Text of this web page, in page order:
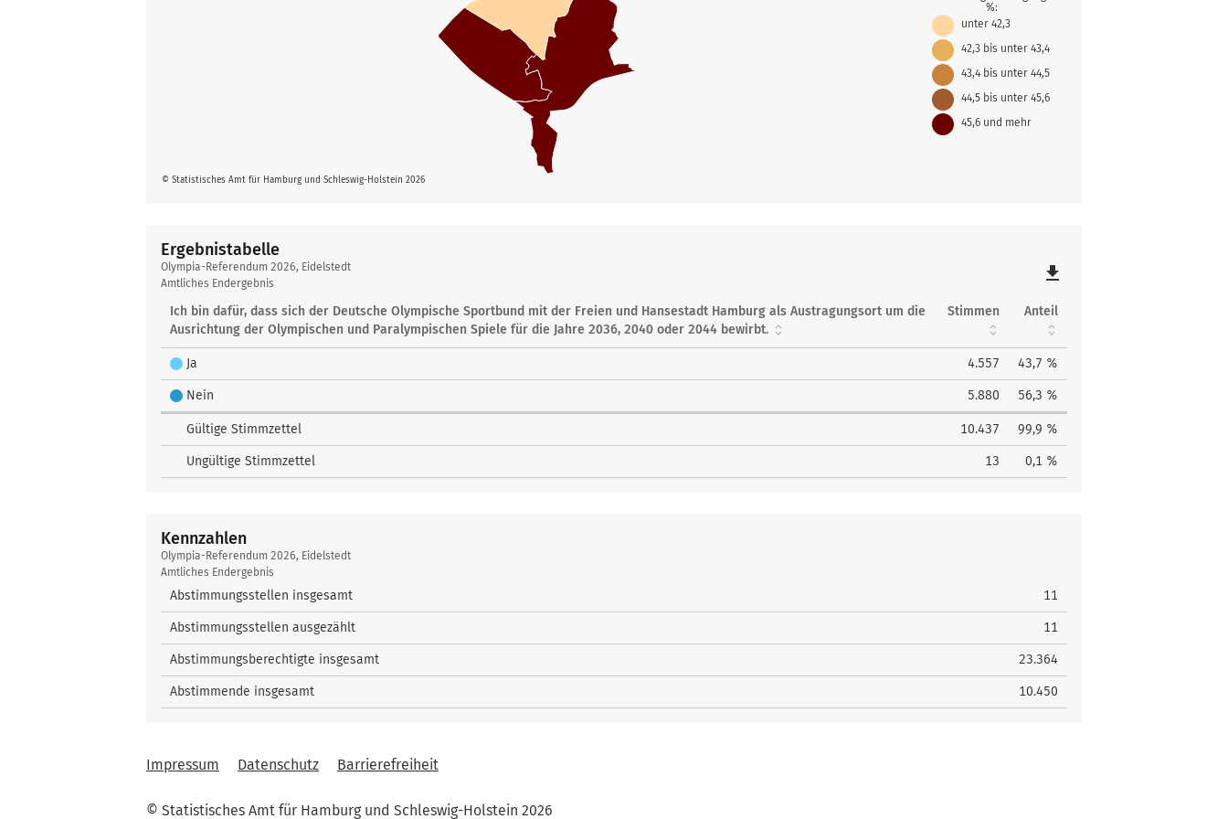
© Statistisches Amt für Hamburg und Schleswig-Holstein 2026
%:
unter 42,3
42,3 bis unter 43,4
43,4 bis unter 44,5
44,5 bis unter 45,6
45,6 und mehr
Ergebnistabelle
Ergebnistabelle
Olympia-Referendum 2026, Eidelstedt
Amtliches Endergebnis
file_download
Ich bin dafür, dass sich der Deutsche Olympische Sportbund mit der Freien und Hansestadt Hamburg als Austragungsort um die
Ausrichtung der Olympischen und Paralympischen Spiele für die Jahre 2036, 2040 oder 2044 bewirbt.
Stimmen Anteil
Ja 4.557 43,7 %
Nein 5.880 56,3 %
Gültige Stimmzettel 10.437 99,9 %
Ungültige Stimmzettel 13 0,1 %
Kennzahlen
Kennzahlen
Olympia-Referendum 2026, Eidelstedt
Amtliches Endergebnis
Abstimmungsstellen insgesamt 11
Abstimmungsstellen ausgezählt 11
Abstimmungsberechtigte insgesamt 23.364
Abstimmende insgesamt 10.450
Impressum Datenschutz Barrierefreiheit
© Statistisches Amt für Hamburg und Schleswig-Holstein 2026